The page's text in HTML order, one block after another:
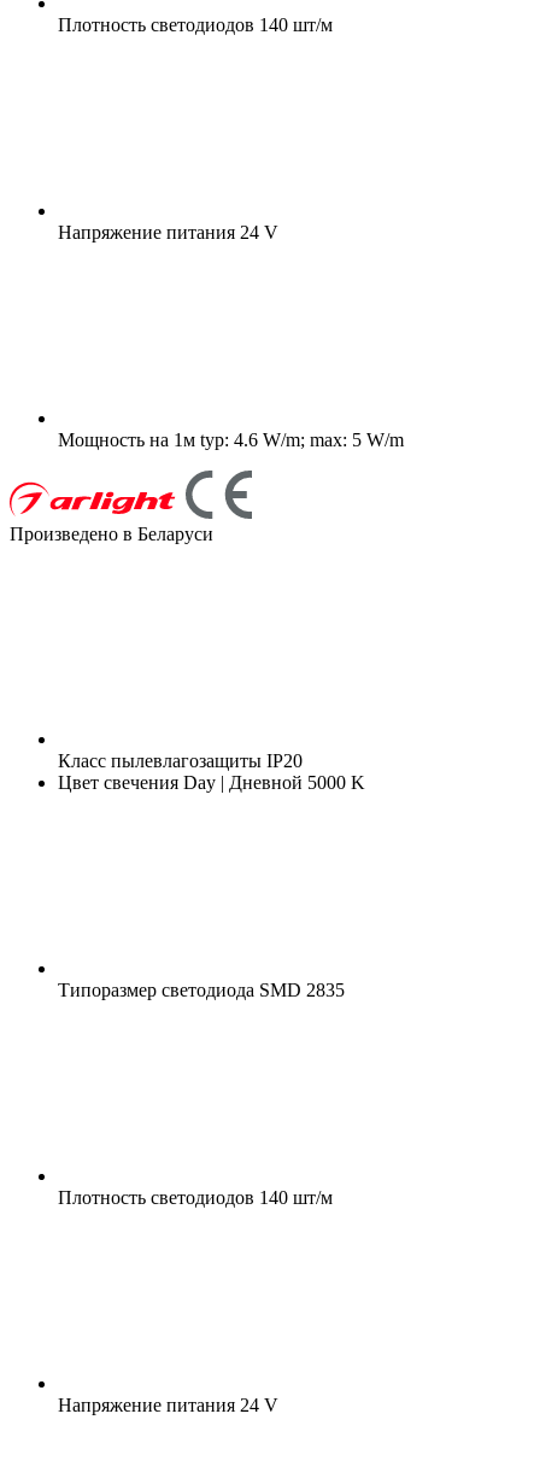
Плотность светодиодов 140 шт/м
Напряжение питания 24 V
Мощность на 1м typ: 4.6 W/m; max: 5 W/m
Произведено в Беларуси
Класс пылевлагозащиты IP20
Цвет свечения Day | Дневной 5000 K
Типоразмер светодиода SMD 2835
Плотность светодиодов 140 шт/м
Напряжение питания 24 V